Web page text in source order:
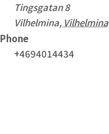
Tingsgatan 8
Vilhelmina, Vilhelmina
Phone
+4694014434